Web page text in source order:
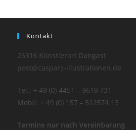
Kontakt
26316 Künstlerort Dangast
post@caspars-illustrationen.de
Tel.: + 49 (0) 4451 – 9619 731
Mobil: + 49 (0) 157 – 512574 13
Termine nur nach Vereinbarung